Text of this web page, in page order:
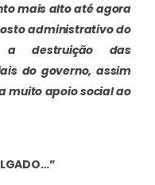
mais alto até agora
administrativo do
destruição das
do governo, assim
muito apoio social ao